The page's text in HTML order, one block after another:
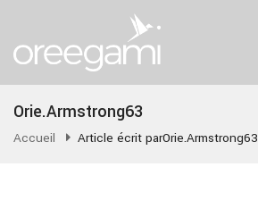
Orie.Armstrong63
Accueil Article écrit parOrie.Armstrong63